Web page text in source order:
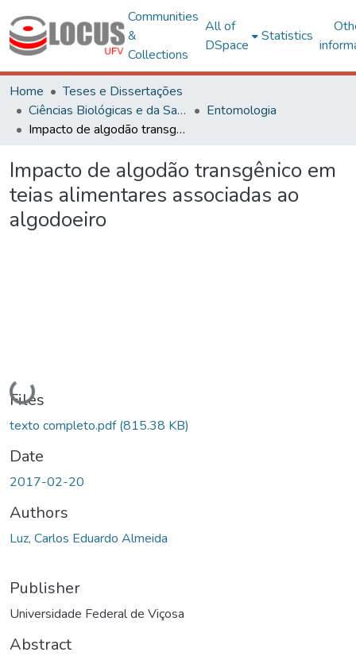
Communities
&
Collections
All of
DSpace
Statistics
Home
Teses e Dissertações
Ciências Biológicas e da Saúde
Entomologia
Impacto de algodão transgênico em teias alimentares associadas ao algodoeiro
Impacto de algodão transgênico em
teias alimentares associadas ao
algodoeiro
Loading...
Files
texto completo.pdf(815.38 KB)
Date
2017-02-20
Authors
Luz, Carlos Eduardo Almeida
Publisher
Universidade Federal de Viçosa
Abstract